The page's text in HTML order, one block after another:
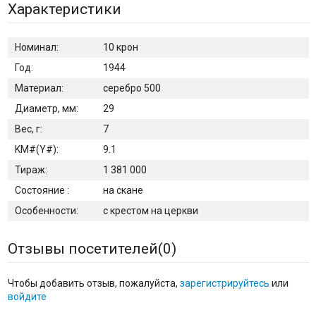
Характеристики
Номинал:
10 крон
Год:
1944
Материал:
серебро 500
Диаметр, мм:
29
Вес, г:
7
KM#(Y#):
9.1
Тираж:
1 381 000
Состояние :
на скане
Особенности:
с крестом на церкви
Отзывы посетителей(0)
Чтобы добавить отзыв, пожалуйста, зарегистрируйтесь или
войдите